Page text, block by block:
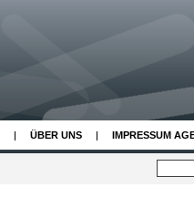
ÜBER UNS IMPRESSUM